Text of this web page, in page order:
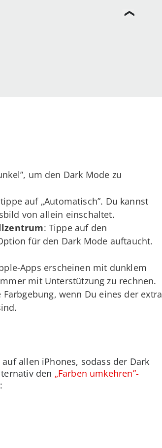
um den Dark Mode zu
auf „Automatisch”. Du kannst
von allein einschaltet.
: Tippe auf den
für den Dark Mode auftaucht.
Apps erscheinen mit dunklem
mit Unterstützung zu rechnen.
wenn Du eines der extra
allen iPhones, sodass der Dark
den „Farben umkehren”-